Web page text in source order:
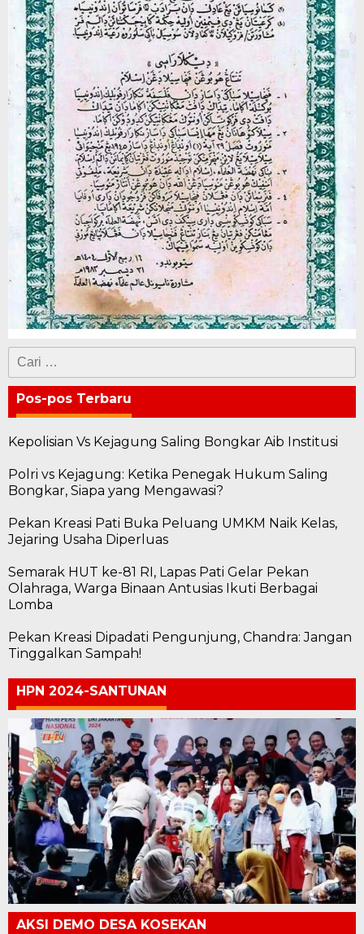
Cari
untuk:
Pos-pos Terbaru
Kepolisian Vs Kejagung Saling Bongkar Aib Institusi
Polri vs Kejagung: Ketika Penegak Hukum Saling
Bongkar, Siapa yang Mengawasi?
Pekan Kreasi Pati Buka Peluang UMKM Naik Kelas,
Jejaring Usaha Diperluas
Semarak HUT ke-81 RI, Lapas Pati Gelar Pekan
Olahraga, Warga Binaan Antusias Ikuti Berbagai
Lomba
Pekan Kreasi Dipadati Pengunjung, Chandra: Jangan
Tinggalkan Sampah!
HPN 2024-SANTUNAN
AKSI DEMO DESA KOSEKAN